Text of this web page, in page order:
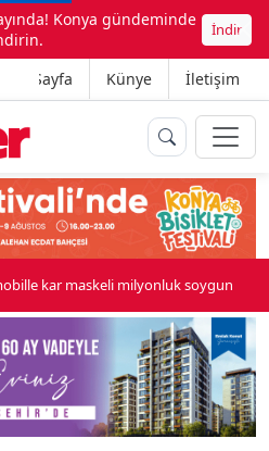
Konya gündeminde
İndir
Ana Sayfa Künye İletişim
kar maskeli milyonluk soygun